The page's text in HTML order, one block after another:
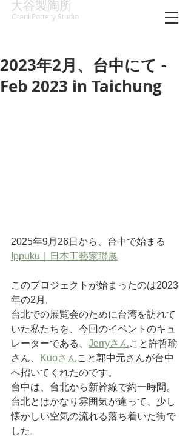
大谷製陶所
Otani Pottery Studio
2023年2月、台中にて -
Feb 2023 in Taichung
2025年9月26日から、台中で始まる
Ippuku｜日本工藝家聯展
このプロジェクトが始まったのは2023
年の2月。
台北での展覧会のために台湾を訪れて
いた私たちを、今回のイベントのキュ
レーターである、 Jerryさんこと許哲瑜
さん、
Kuoさんこと郭中元さんが台中
へ招いてくれたのです。
台中は、台北から新幹線で約一時間。
台北とはかなり雰囲気が違って、少し
懐かしい空気の流れる落ち着いた街で
した。